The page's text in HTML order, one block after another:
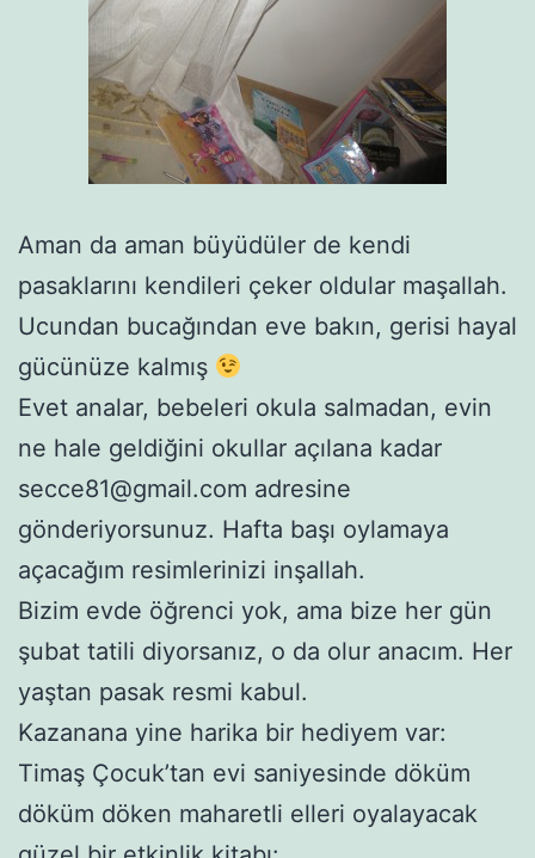
Aman da aman büyüdüler de kendi
pasaklarını kendileri çeker oldular maşallah.
Ucundan bucağından eve bakın, gerisi hayal
gücünüze kalmış
Evet analar, bebeleri okula salmadan, evin
ne hale geldiğini okullar açılana kadar
secce81@gmail.com adresine
gönderiyorsunuz. Hafta başı oylamaya
açacağım resimlerinizi inşallah.
Bizim evde öğrenci yok, ama bize her gün
şubat tatili diyorsanız, o da olur anacım. Her
yaştan pasak resmi kabul.
Kazanana yine harika bir hediyem var:
Timaş Çocuk’tan evi saniyesinde döküm
döküm döken maharetli elleri oyalayacak